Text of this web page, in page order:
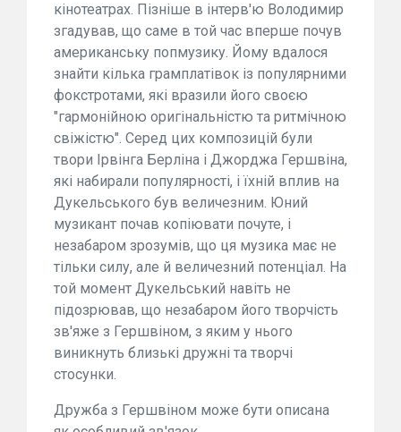
кінотеатрах. Пізніше в інтерв'ю Володимир
згадував, що саме в той час вперше почув
американську попмузику. Йому вдалося
знайти кілька грамплатівок із популярними
фокстротами, які вразили його своєю
"гармонійною оригінальністю та ритмічною
свіжістю". Серед цих композицій були
твори Ірвінга Берліна і Джорджа Гершвіна,
які набирали популярності, і їхній вплив на
Дукельського був величезним. Юний
музикант почав копіювати почуте, і
незабаром зрозумів, що ця музика має не
тільки силу, але й величезний потенціал. На
той момент Дукельський навіть не
підозрював, що незабаром його творчість
зв'яже з Гершвіном, з яким у нього
виникнуть близькі дружні та творчі
стосунки.
Дружба з Гершвіном може бути описана